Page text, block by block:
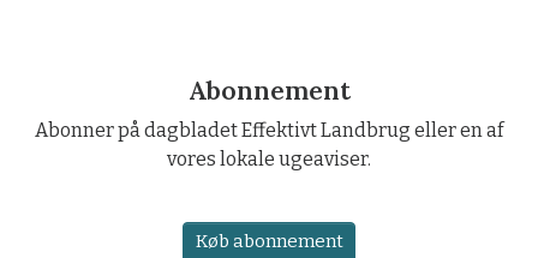
Abonnement
Abonner på dagbladet Effektivt Landbrug eller en af
vores lokale ugeaviser.
Køb abonnement